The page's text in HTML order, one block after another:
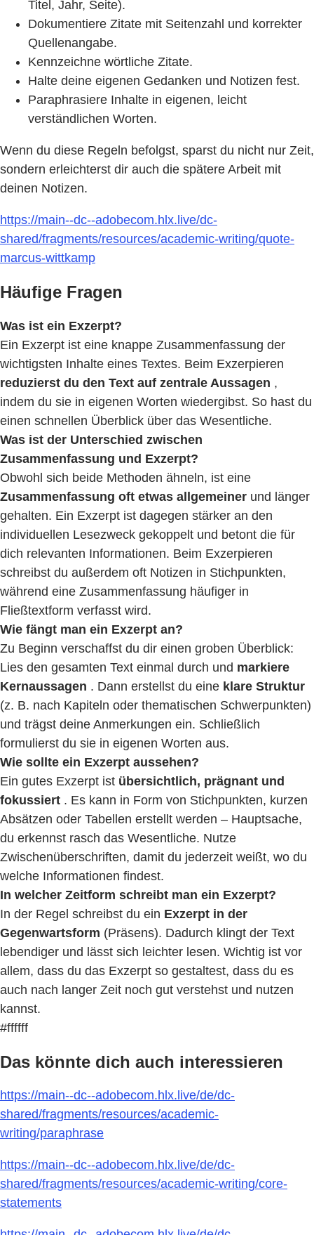
Titel, Jahr, Seite).
Dokumentiere Zitate mit Seitenzahl und korrekter
Quellenangabe.
Kennzeichne wörtliche Zitate.
Halte deine eigenen Gedanken und Notizen fest.
Paraphrasiere Inhalte in eigenen, leicht
verständlichen Worten.
Wenn du diese Regeln befolgst, sparst du nicht nur Zeit,
sondern erleichterst dir auch die spätere Arbeit mit
deinen Notizen.
https://main--dc--adobecom.hlx.live/dc-
shared/fragments/resources/academic-writing/quote-
marcus-wittkamp
Häufige Fragen
Was ist ein Exzerpt?
Ein Exzerpt ist eine knappe Zusammenfassung der
wichtigsten Inhalte eines Textes. Beim Exzerpieren
reduzierst du den Text auf zentrale Aussagen ,
indem du sie in eigenen Worten wiedergibst. So hast du
einen schnellen Überblick über das Wesentliche.
Was ist der Unterschied zwischen
Zusammenfassung und Exzerpt?
Obwohl sich beide Methoden ähneln, ist eine
Zusammenfassung oft etwas allgemeiner und länger
gehalten. Ein Exzerpt ist dagegen stärker an den
individuellen Lesezweck gekoppelt und betont die für
dich relevanten Informationen. Beim Exzerpieren
schreibst du außerdem oft Notizen in Stichpunkten,
während eine Zusammenfassung häufiger in
Fließtextform verfasst wird.
Wie fängt man ein Exzerpt an?
Zu Beginn verschaffst du dir einen groben Überblick:
Lies den gesamten Text einmal durch und markiere
Kernaussagen . Dann erstellst du eine klare Struktur
(z. B. nach Kapiteln oder thematischen Schwerpunkten)
und trägst deine Anmerkungen ein. Schließlich
formulierst du sie in eigenen Worten aus.
Wie sollte ein Exzerpt aussehen?
Ein gutes Exzerpt ist übersichtlich, prägnant und
fokussiert . Es kann in Form von Stichpunkten, kurzen
Absätzen oder Tabellen erstellt werden – Hauptsache,
du erkennst rasch das Wesentliche. Nutze
Zwischenüberschriften, damit du jederzeit weißt, wo du
welche Informationen findest.
In welcher Zeitform schreibt man ein Exzerpt?
In der Regel schreibst du ein Exzerpt in der
Gegenwartsform (Präsens). Dadurch klingt der Text
lebendiger und lässt sich leichter lesen. Wichtig ist vor
allem, dass du das Exzerpt so gestaltest, dass du es
auch nach langer Zeit noch gut verstehst und nutzen
kannst.
#ffffff
Das könnte dich auch interessieren
https://main--dc--adobecom.hlx.live/de/dc-
shared/fragments/resources/academic-
writing/paraphrase
https://main--dc--adobecom.hlx.live/de/dc-
shared/fragments/resources/academic-writing/core-
statements